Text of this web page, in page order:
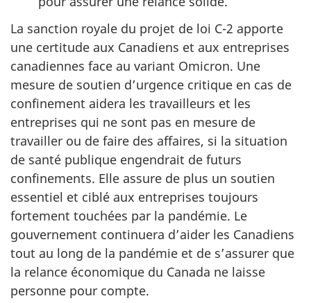
La sanction royale du projet de loi C-2 apporte
une certitude aux Canadiens et aux entreprises
canadiennes face au variant Omicron. Une
mesure de soutien d’urgence critique en cas de
confinement aidera les travailleurs et les
entreprises qui ne sont pas en mesure de
travailler ou de faire des affaires, si la situation
de santé publique engendrait de futurs
confinements. Elle assure de plus un soutien
essentiel et ciblé aux entreprises toujours
fortement touchées par la pandémie. Le
gouvernement continuera d’aider les Canadiens
tout au long de la pandémie et de s’assurer que
la relance économique du Canada ne laisse
personne pour compte.